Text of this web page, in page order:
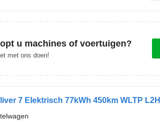
u machines of voertuigen?
met ons doen!
7 Elektrisch 77kWh 450km WLTP